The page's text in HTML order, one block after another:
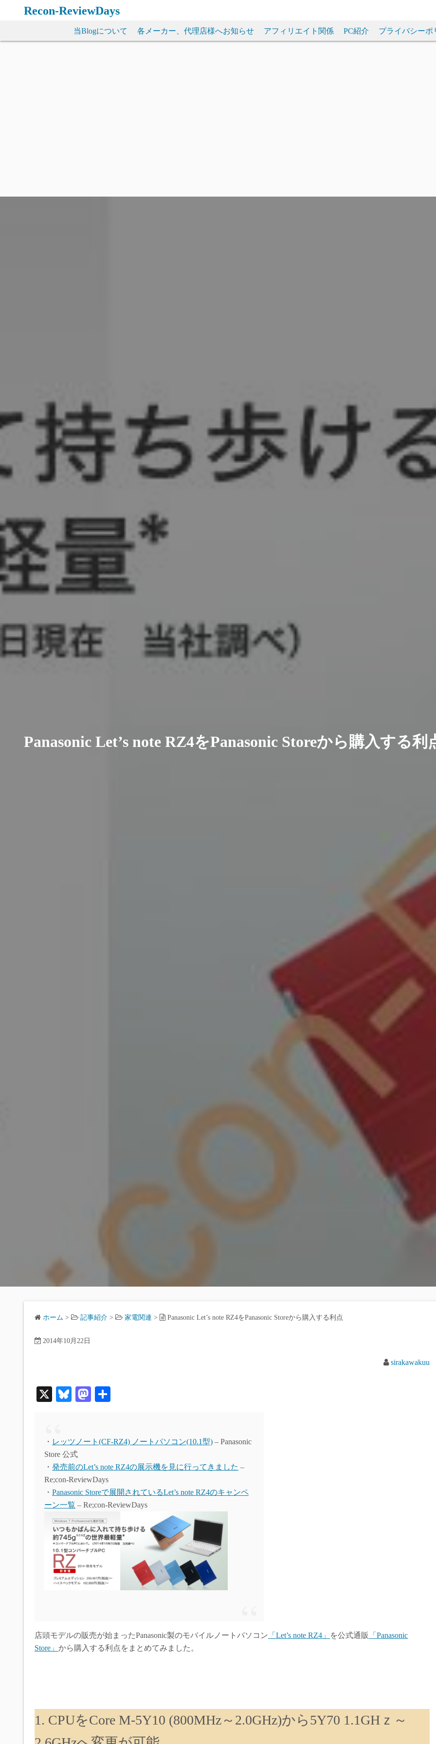
ン
Recon-ReviewDays
当Blogについて 各メーカー、代理店様へお知らせ アフィリエイト関係 PC紹介 プライバシーポ
Panasonic Let’s note RZ4をPanasonic Storeから購入する利
ホーム > 記事紹介 > 家電関連 > Panasonic Let’s note RZ4をPanasonic Storeから購入する利点
2014年10月22日
sirakawakuu
X
Bl
y
M
do
・ レッツノート(CF-RZ4) ノートパソコン(10.1型) – Panasonic
Store 公式
・ 発売前のLet’s note RZ4の展示機を見に行ってきました –
Re;con-ReviewDays
・ Panasonic Storeで展開されているLet’s note RZ4のキャンペ
ーン一覧 – Re;con-ReviewDays
店頭モデルの販売が始まったPanasonic製のモバイルノートパソコン 「Let’s note RZ4」 を公式通販
「Panasonic
Store」 から購入する利点をまとめてみました。
1. CPUをCore M-5Y10 (800MHz～2.0GHz)から5Y70 1.1GHｚ～